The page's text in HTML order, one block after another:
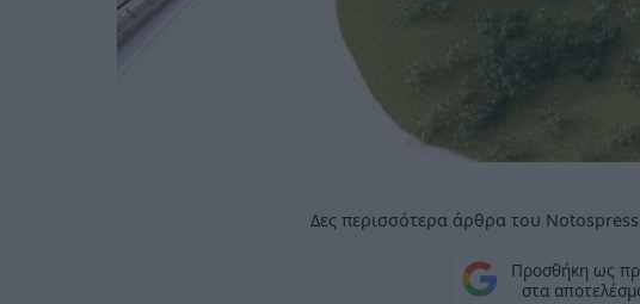
Δες περισσότερα άρθρα του
Προσθήκη ως
στα